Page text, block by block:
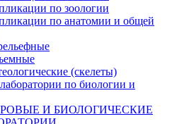
по зоологии
по анатомии и общей
(скелеты)
по биологии и
И БИОЛОГИЧЕСКИЕ